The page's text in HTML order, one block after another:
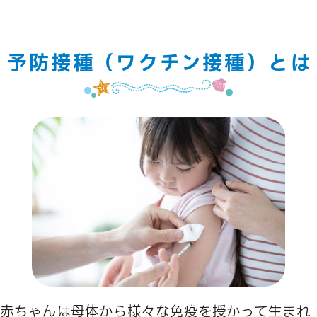
予防接種（ワクチン接種）とは
赤ちゃんは母体から様々な免疫を授かって生まれ